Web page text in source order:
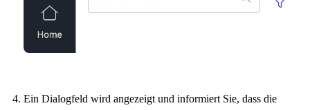
Ein Dialogfeld wird angezeigt und informiert Sie, dass die